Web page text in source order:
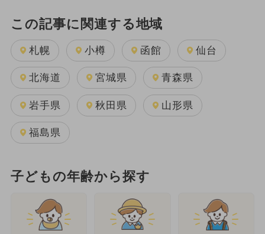
この記事に関連する地域
札幌 小樽 函館 仙台
北海道 宮城県 青森県
岩手県 秋田県 山形県
福島県
子どもの年齢から探す